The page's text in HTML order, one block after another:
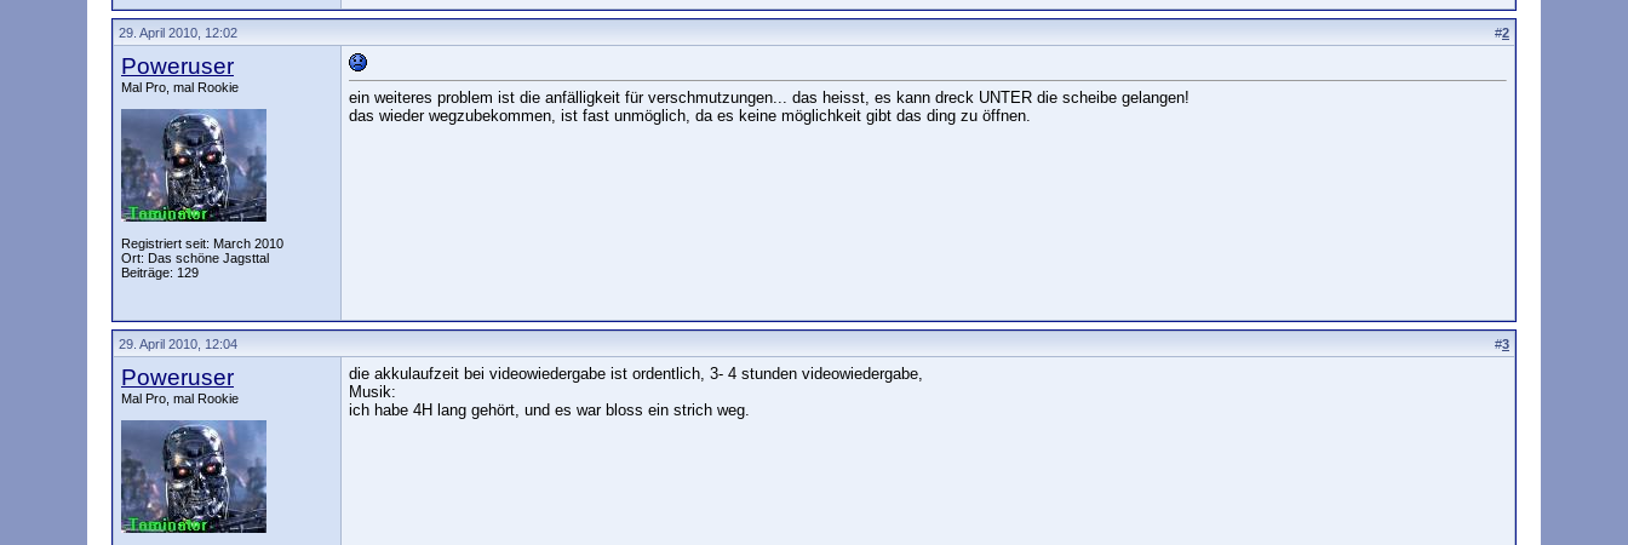
29. April 2010, 12:02 #2
Poweruser
Mal Pro, mal Rookie
Registriert seit: March 2010
Ort: Das schöne Jagsttal
Beiträge: 129
ein weiteres problem ist die anfälligkeit für verschmutzungen... das heisst, es kann dreck UNTER die scheibe gelangen!
das wieder wegzubekommen, ist fast unmöglich, da es keine möglichkeit gibt das ding zu öffnen.
29. April 2010, 12:04 #3
Poweruser
Mal Pro, mal Rookie
die akkulaufzeit bei videowiedergabe ist ordentlich, 3- 4 stunden videowiedergabe,
Musik:
ich habe 4H lang gehört, und es war bloss ein strich weg.